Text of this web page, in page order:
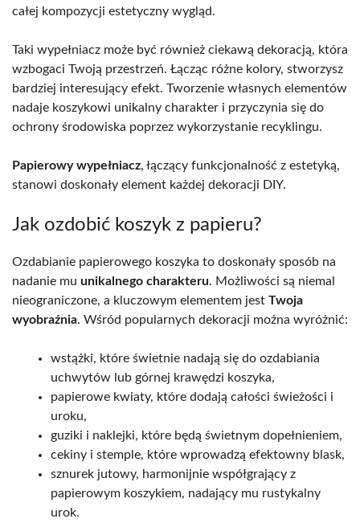
całej kompozycji estetyczny wygląd.
Taki wypełniacz może być również ciekawą dekoracją, która
wzbogaci Twoją przestrzeń. Łącząc różne kolory, stworzysz
bardziej interesujący efekt. Tworzenie własnych elementów
nadaje koszykowi unikalny charakter i przyczynia się do
ochrony środowiska poprzez wykorzystanie recyklingu.
Papierowy wypełniacz, łączący funkcjonalność z estetyką,
stanowi doskonały element każdej dekoracji DIY.
Jak ozdobić koszyk z papieru?
Ozdabianie papierowego koszyka to doskonały sposób na
nadanie mu unikalnego charakteru. Możliwości są niemal
nieograniczone, a kluczowym elementem jest Twoja
wyobraźnia. Wśród popularnych dekoracji można wyróżnić:
wstążki, które świetnie nadają się do ozdabiania
uchwytów lub górnej krawędzi koszyka,
papierowe kwiaty, które dodają całości świeżości i
uroku,
guziki i naklejki, które będą świetnym dopełnieniem,
cekiny i stemple, które wprowadzą efektowny blask,
sznurek jutowy, harmonijnie współgrający z
papierowym koszykiem, nadający mu rustykalny
urok.